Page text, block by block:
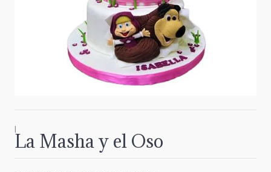
|
La Masha y el Oso